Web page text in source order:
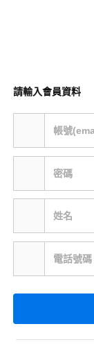
請輸入會員資料
帳號
密碼
姓名
電話號碼